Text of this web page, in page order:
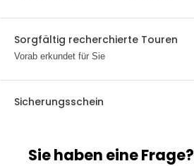
Sorgfältig recherchierte Touren
Vorab erkundet für Sie
Sicherungsschein
Sie haben eine Frage?